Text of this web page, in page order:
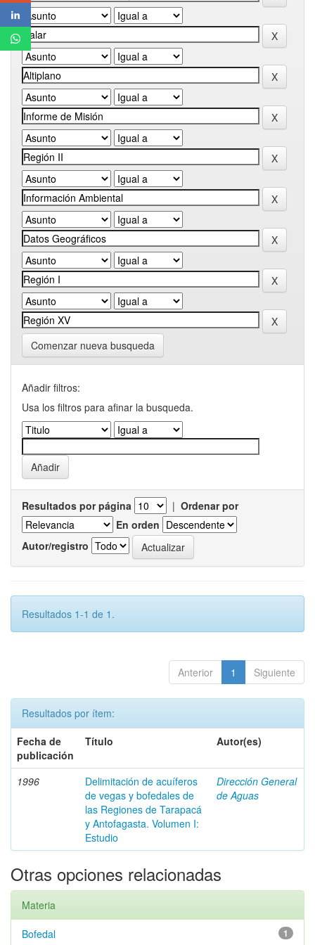
Comenzar nueva busqueda
Añadir filtros:
Usa los filtros para afinar la busqueda.
Resultados por página | Ordenar por
En orden
Autor/registro
Resultados 1-1 de 1.
Anterior 1 Siguiente
Resultados por ítem:
Fecha de
publicación
Título Autor(es)
1996
Delimitación de acuíferos
de vegas y bofedales de
las Regiones de Tarapacá
y Antofagasta. Volumen I:
Estudio
Dirección General
de Aguas
Otras opciones relacionadas
Materia
1
Bofedal